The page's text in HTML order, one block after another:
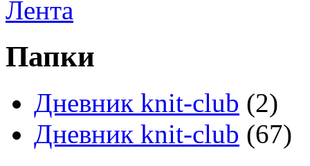
Лента
Папки
Дневник knit-club (2)
Дневник knit-club (67)